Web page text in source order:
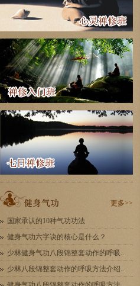
更多>>
国家承认的10种气功功法
健身气功六字诀的核心是什么？
少林健身气功八段锦整套动作的呼吸..
少林八段锦整套动作的呼吸方法介绍..